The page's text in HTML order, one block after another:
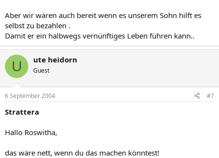
Aber wir wären auch bereit wenn es unserem Sohn hilft es
selbst zu bezahlen .
Damit er ein halbwegs vernünftiges Leben führen kann..
U ute heidorn
Guest
6 September 2004 #7
Strattera
Hallo Roswitha,
das wäre nett, wenn du das machen könntest!